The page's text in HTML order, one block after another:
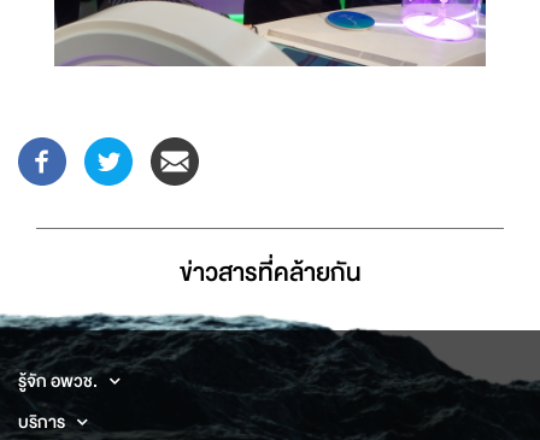
ข่าวสารที่่คล้ายกัน
รู้จัก อพวช.
บริการ